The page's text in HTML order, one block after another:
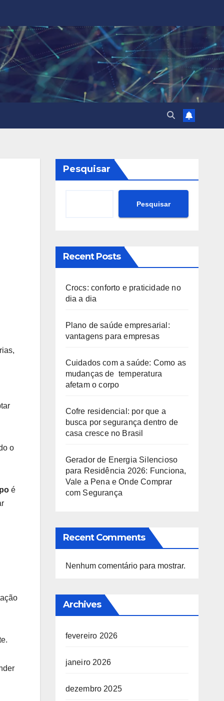
o
é
Pesquisar
Pesquisar
Recent Posts
Crocs: conforto e praticidade no
dia a dia
Plano de saúde empresarial:
vantagens para empresas
Cuidados com a saúde: Como as
mudanças de temperatura
afetam o corpo
Cofre residencial: por que a
busca por segurança dentro de
casa cresce no Brasil
Gerador de Energia Silencioso
para Residência 2026: Funciona,
Vale a Pena e Onde Comprar
com Segurança
Recent Comments
Nenhum comentário para mostrar.
Archives
fevereiro 2026
janeiro 2026
dezembro 2025